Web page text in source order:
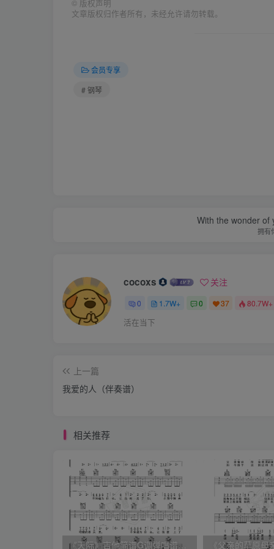
© 版权声明
文章版权归作者所有，未经允许请勿转载。
会员专享
# 钢琴
With the wonder of
拥有
cocoxs 关注
0 1.7W+ 0 37 80.7W+
活在当下
上一篇
我爱的人（伴奏谱）
相关推荐
《天际》吉他简谱G调弹唱谱（姜玉阳）